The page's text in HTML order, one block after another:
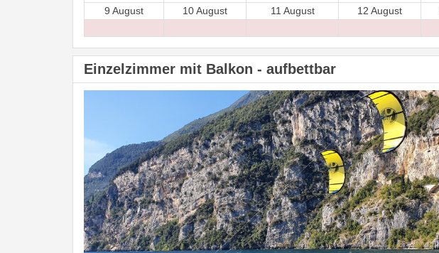
9 August
10 August 11 August 12 August
Einzelzimmer mit Balkon - aufbettbar